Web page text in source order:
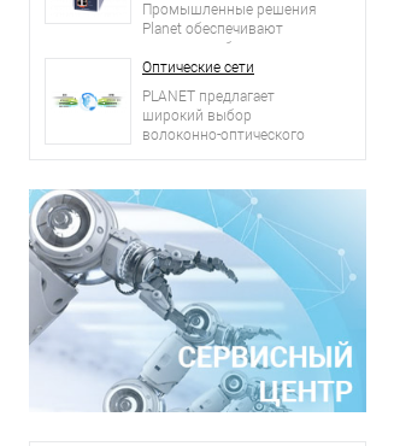
Промышленные решения
Planet обеспечивают
надежное и безопасное
соединение для
обеспечения непрерывной
промышленной
эксплуатации в суровых
условиях
Оптические cети
PLANET предлагает
широкий выбор
волоконно-оптического